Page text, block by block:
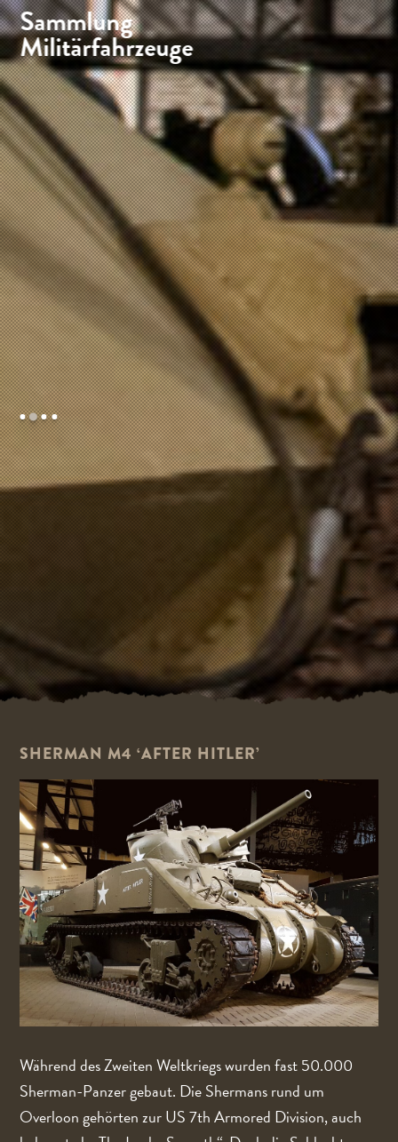
Sammlung
Militärfahrzeuge
SHERMAN M4 ‘AFTER HITLER’
Während des Zweiten Weltkriegs wurden fast 50.000
Sherman-Panzer gebaut. Die Shermans rund um
Overloon gehörten zur US 7th Armored Division, auch